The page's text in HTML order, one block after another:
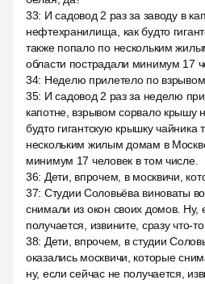
33: И садовод 2 раз за заводу в
нефтехранилища, как будто
также попало по нескольким
области пострадали минимум 17
34: Неделю прилетело по взрывом
35: И садовод 2 раз за неделю
капотне, взрывом сорвало крышу
будто гигантскую крышку чайника
нескольким жилым домам в
минимум 17 человек в том числе.
36: Дети, впрочем, в москвичи,
37: Студии Соловьёва виноваты
снимали из окон своих домов. Ну,
получается, извините, сразу что-
38: Дети, впрочем, в студии
оказались москвичи, которые
ну, если сейчас не получается,